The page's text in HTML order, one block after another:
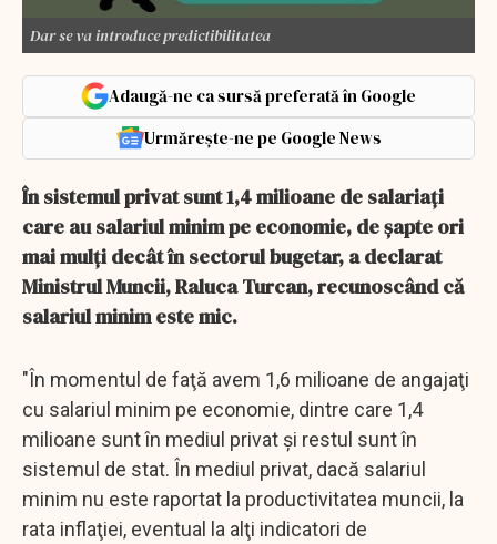
Dar se va introduce predictibilitatea
Adaugă-ne ca sursă preferată în Google
Urmărește-ne pe Google News
În sistemul privat sunt 1,4 milioane de salariați
care au salariul minim pe economie, de șapte ori
mai mulți decât în sectorul bugetar, a declarat
Ministrul Muncii, Raluca Turcan, recunoscând că
salariul minim este mic.
"În momentul de faţă avem 1,6 milioane de angajaţi
cu salariul minim pe economie, dintre care 1,4
milioane sunt în mediul privat şi restul sunt în
sistemul de stat. În mediul privat, dacă salariul
minim nu este raportat la productivitatea muncii, la
rata inflaţiei, eventual la alţi indicatori de